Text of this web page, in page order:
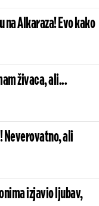
na Alkaraza! Evo kako
živaca, ali...
Neverovatno, ali
izjavio ljubav,